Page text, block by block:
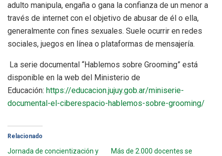
adulto manipula, engaña o gana la confianza de un menor a
través de internet con el objetivo de abusar de él o ella,
generalmente con fines sexuales. Suele ocurrir en redes
sociales, juegos en línea o plataformas de mensajería.
La serie documental “Hablemos sobre Grooming” está
disponible en la web del Ministerio de
Educación: https://educacion.jujuy.gob.ar/miniserie-
documental-el-ciberespacio-hablemos-sobre-grooming/
Relacionado
Jornada de concientización y
Más de 2.000 docentes se